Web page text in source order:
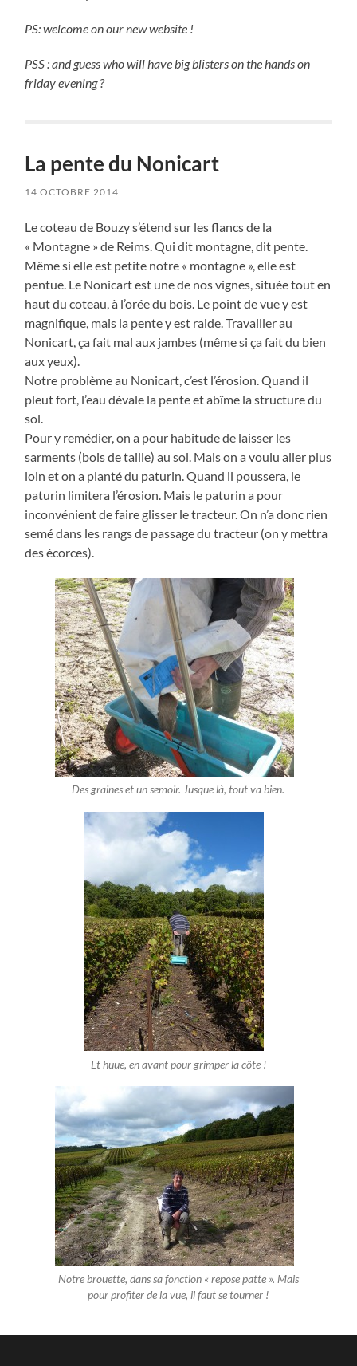
PS: welcome on our new website !
PSS : and guess who will have big blisters on the hands on
friday evening ?
La pente du Nonicart
14 OCTOBRE 2014
Le coteau de Bouzy s’étend sur les flancs de la
« Montagne » de Reims. Qui dit montagne, dit pente.
Même si elle est petite notre « montagne », elle est
pentue. Le Nonicart est une de nos vignes, située tout en
haut du coteau, à l’orée du bois. Le point de vue y est
magnifique, mais la pente y est raide. Travailler au
Nonicart, ça fait mal aux jambes (même si ça fait du bien
aux yeux).
Notre problème au Nonicart, c’est l’érosion. Quand il
pleut fort, l’eau dévale la pente et abîme la structure du
sol.
Pour y remédier, on a pour habitude de laisser les
sarments (bois de taille) au sol. Mais on a voulu aller plus
loin et on a planté du paturin. Quand il poussera, le
paturin limitera l’érosion. Mais le paturin a pour
inconvénient de faire glisser le tracteur. On n’a donc rien
semé dans les rangs de passage du tracteur (on y mettra
des écorces).
Des graines et un semoir. Jusque là, tout va bien.
Et huue, en avant pour grimper la côte !
Notre brouette, dans sa fonction « repose patte ». Mais
pour profiter de la vue, il faut se tourner !